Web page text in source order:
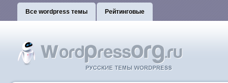
Все wordpress темы Рейтинговые